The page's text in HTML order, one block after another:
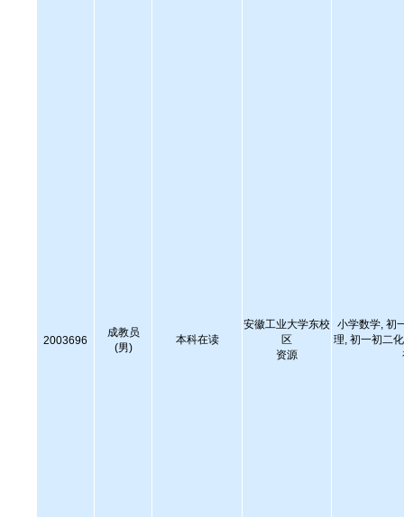
2003696
成教员
(男)
本科在读
安徽工业大学东校
区
资源
小学数学, 初
理, 初一初二